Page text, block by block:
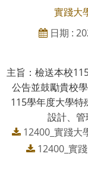
實踐大
日期 :
主旨：檢送本校
公告並鼓勵貴校
115學年度大學特
設計、
12400_實踐大
12400_實